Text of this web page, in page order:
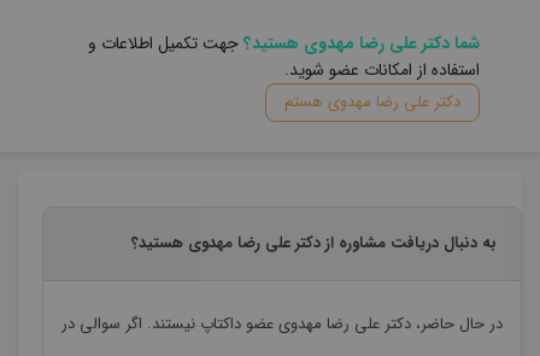
شما دکتر علی رضا مهدوی هستید؟جهت تکمیل اطلاعات و
استفاده از امکانات عضو شوید.
دکتر علی رضا مهدوی هستم
به دنبال دریافت مشاوره از دکتر علی رضا مهدوی هستید؟
در حال حاضر، دکتر علی رضا مهدویعضو داکتاپ نیستند. اگر سوالی در